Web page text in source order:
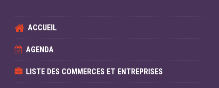
ACCUEIL
AGENDA
LISTE DES COMMERCES ET ENTREPRISES